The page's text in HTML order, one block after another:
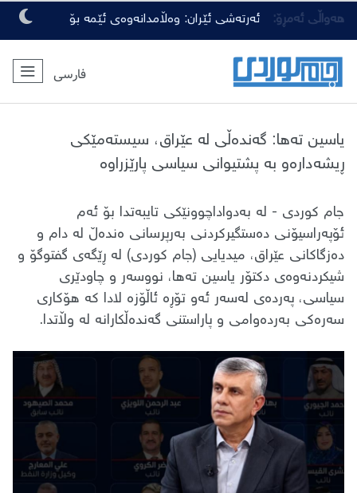
هەواڵی ئەمڕۆ: ئەرتەشی ئێران: وەڵامدانەوەی ئێمە بۆ
هەرچەشنە دەستدرێژیەکی دوژمنان، توندتر
و کەمەرشکێنتر دەبێت
فارسی
یاسین تەها: ​گەندەڵی لە عێراق، سیستەمێکی
ڕیشەدارەو بە پشتیوانی سیاسی پارێزراوە
​جام کوردی - لە بەدواداچوونێکی تایبەتدا بۆ ئەم
ئۆپەراسیۆنی دەستگیرکردنی بەرپرسانی ەندەڵ لە دام و
دەزگاکانی عێراق، میدیایی (جام کوردی) لە ڕێگەی گفتوگۆ و
شیکردنەوەی دکتۆر یاسین تەها، نووسەر و چاودێری
سیاسی، پەردەی لەسەر ئەو تۆڕە ئاڵۆزە لادا کە هۆکاری
سەرەکی بەردەوامی و پاراستنی گەندەڵکارانە لە وڵاتدا.